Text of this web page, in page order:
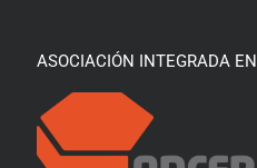
ASOCIACIÓN INTEGRADA EN